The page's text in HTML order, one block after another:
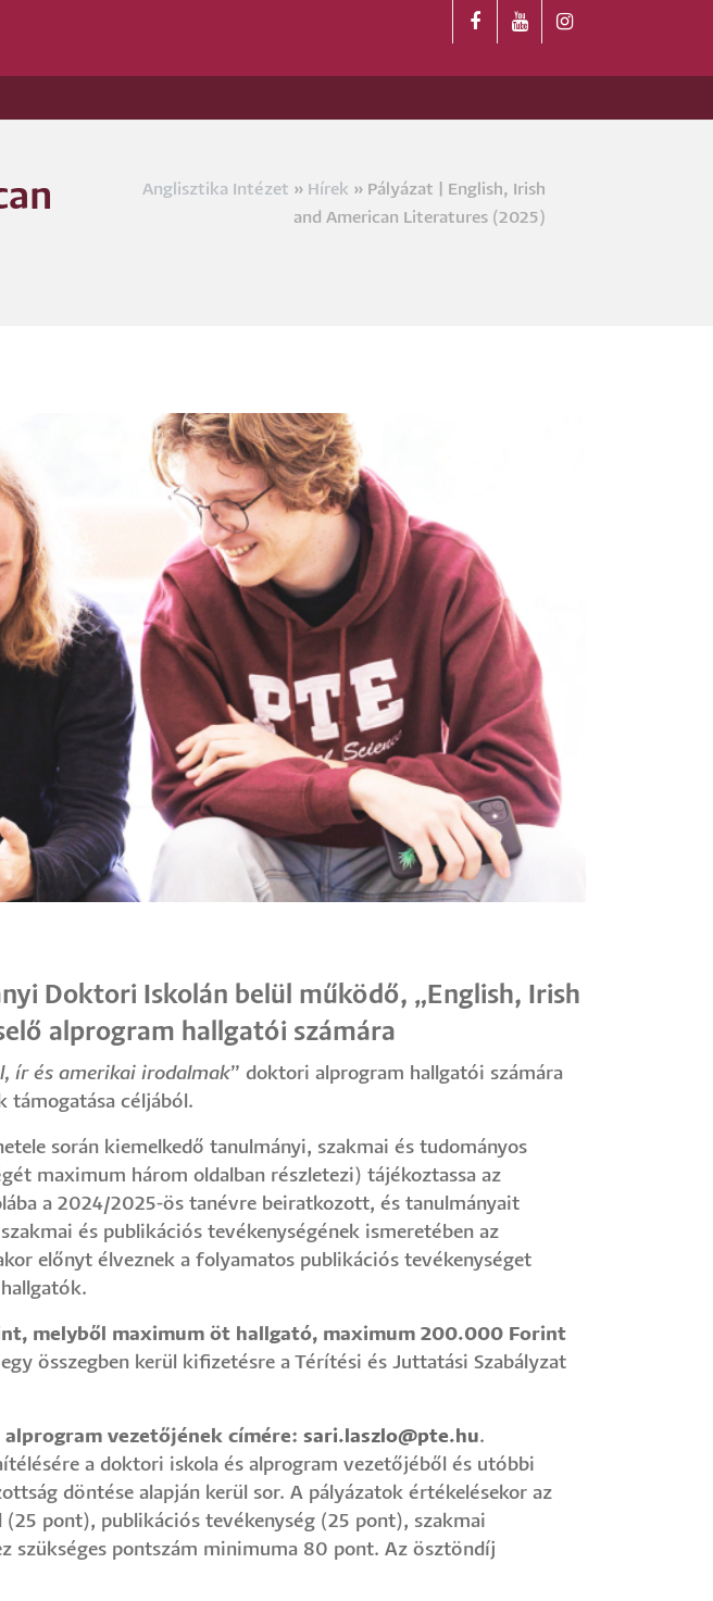
Morzsa
Anglisztika Intézet Hírek
Pályázat | English, Irish
and American Literatures (2025)
Doktori Iskolán belül működő, „English, Irish
alprogram hallgatói számára
ír és amerikai irodalmak” doktori alprogram hallgatói számára
támogatása céljából.
során kiemelkedő tanulmányi, szakmai és tudományos
maximum három oldalban részletezi) tájékoztassa az
a 2024/2025-ös tanévre beiratkozott, és tanulmányait
és publikációs tevékenységének ismeretében az
előnyt élveznek a folyamatos publikációs tevékenységet
melyből maximum öt hallgató, maximum 200.000 Forint
összegben kerül kifizetésre a Térítési és Juttatási Szabályzat
vezetőjének címére: sari.laszlo@pte.hu.
a doktori iskola és alprogram vezetőjéből és utóbbi
döntése alapján kerül sor. A pályázatok értékelésekor az
pont), publikációs tevékenység (25 pont), szakmai
szükséges pontszám minimuma 80 pont. Az ösztöndíj